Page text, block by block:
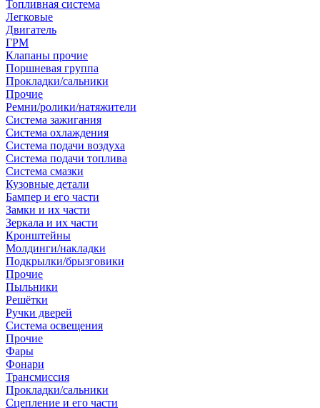
Топливная система
Легковые
Двигатель
ГРМ
Клапаны прочие
Поршневая группа
Прокладки/сальники
Прочие
Ремни/ролики/натяжители
Система зажигания
Система охлаждения
Система подачи воздуха
Система подачи топлива
Система смазки
Кузовные детали
Бампер и его части
Замки и их части
Зеркала и их части
Кронштейны
Молдинги/накладки
Подкрылки/брызговики
Прочие
Пыльники
Решётки
Ручки дверей
Система освещения
Прочие
Фары
Фонари
Трансмиссия
Прокладки/сальники
Сцепление и его части